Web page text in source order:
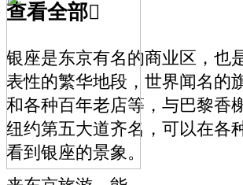
查看全部
银座是东京有名的商业区，也
表性的繁华地段，世界闻名的
和各种百年老店等，与巴黎香
纽约第五大道齐名，可以在各
看到银座的景象。